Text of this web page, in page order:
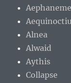
Alnea
Alwaid
Aythis
Collapse